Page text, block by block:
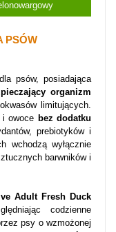
PSÓW
psów, posiadająca
organizm
limitujących.
i owoce bez dodatku
prebiotyków i
wchodzą wyłącznie
barwników i
Adult Fresh Duck
codzienne
psy o wzmożonej